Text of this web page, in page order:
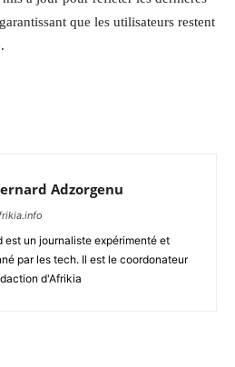
que les utilisateurs restent
Adzorgenu
est un journaliste expérimenté et
par les tech. Il est le coordonateur
d'Afrikia